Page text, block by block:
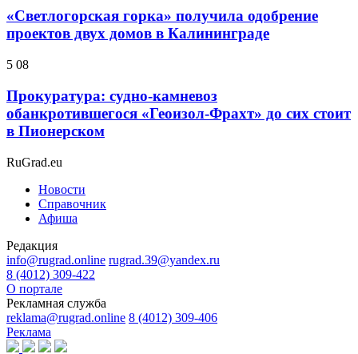
«Светлогорская горка» получила одобрение
проектов двух домов в Калининграде
5 08
Прокуратура: судно-камневоз
обанкротившегося «Геоизол-Фрахт» до сих стоит
в Пионерском
RuGrad.eu
Новости
Справочник
Афиша
Редакция
info@rugrad.online rugrad.39@yandex.ru
8 (4012) 309-422
О портале
Рекламная служба
reklama@rugrad.online 8 (4012) 309-406
Реклама